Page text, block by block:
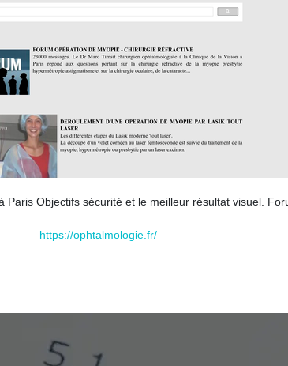
Objectifs sécurité et le meilleur résultat visuel.
https://ophtalmologie.fr/